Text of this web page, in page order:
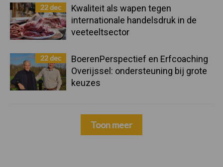
22 dec
Kwaliteit als wapen tegen
internationale handelsdruk in de
veeteeltsector
22 dec
BoerenPerspectief en Erfcoaching
Overijssel: ondersteuning bij grote
keuzes
Toon meer